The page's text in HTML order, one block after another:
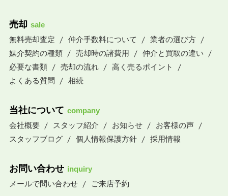
売却 sale
無料売却査定
仲介手数料について
業者の選び方
媒介契約の種類
売却時の諸費用
仲介と買取の違い
必要な書類
売却の流れ
高く売るポイント
よくある質問
相続
当社について company
会社概要
スタッフ紹介 お知らせ
お客様の声
スタッフブログ
個人情報保護方針 採用情報
お問い合わせ inquiry
メールで問い合わせ
ご来店予約